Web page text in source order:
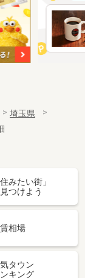
埼玉県
住みたい街」
つけよう
相場
タウン
キング